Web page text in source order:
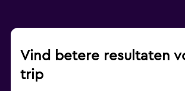
Vind betere resultaten
trip